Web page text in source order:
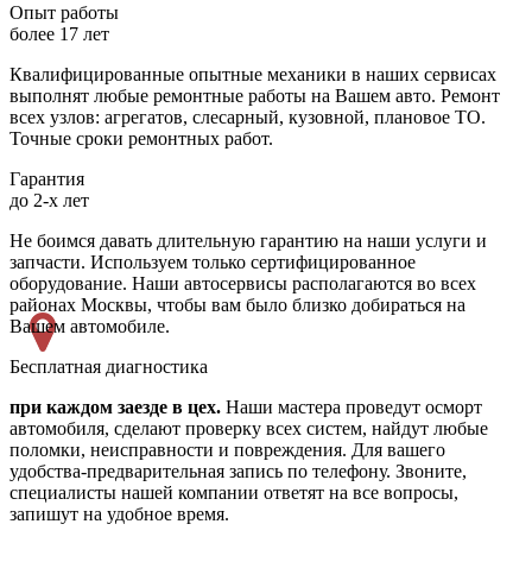
Опыт работы
более 17 лет
Квалифицированные опытные механики в наших сервисах
выполнят любые ремонтные работы на Вашем авто. Ремонт
всех узлов: агрегатов, слесарный, кузовной, плановое ТО.
Точные сроки ремонтных работ.
Гарантия
до 2-х лет
Не боимся давать длительную гарантию на наши услуги и
запчасти. Используем только сертифицированное
оборудование. Наши автосервисы располагаются во всех
районах Москвы, чтобы вам было близко добираться на
Вашем автомобиле.
Бесплатная диагностика
при каждом заезде в цех. Наши мастера проведут осморт
автомобиля, сделают проверку всех систем, найдут любые
поломки, неисправности и повреждения. Для вашего
удобства-предварительная запись по телефону. Звоните,
специалисты нашей компании ответят на все вопросы,
запишут на удобное время.